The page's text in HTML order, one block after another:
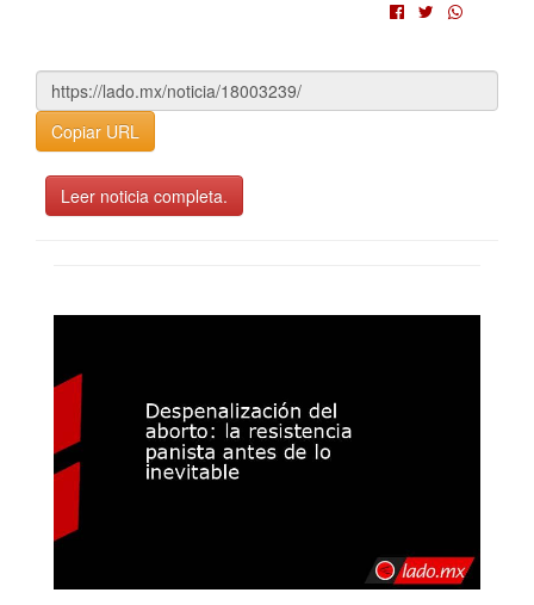
Copiar URL
Leer noticia completa.